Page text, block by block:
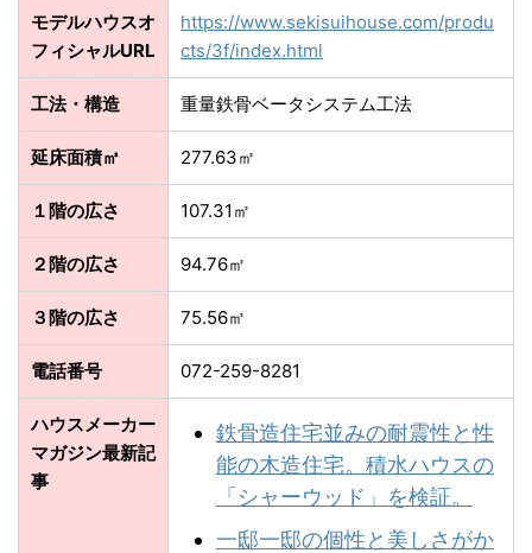
モデルハウスオ
フィシャルURL
https://www.sekisuihouse.com/produ
cts/3f/index.html
工法・構造 重量鉄骨ベータシステム工法
延床面積㎡ 277.63㎡
１階の広さ 107.31㎡
２階の広さ 94.76㎡
３階の広さ 75.56㎡
電話番号 072-259-8281
ハウスメーカー
マガジン最新記
事
鉄骨造住宅並みの耐震性と性
能の木造住宅。積水ハウスの
「シャーウッド」を検証。
一邸一邸の個性と美しさがか